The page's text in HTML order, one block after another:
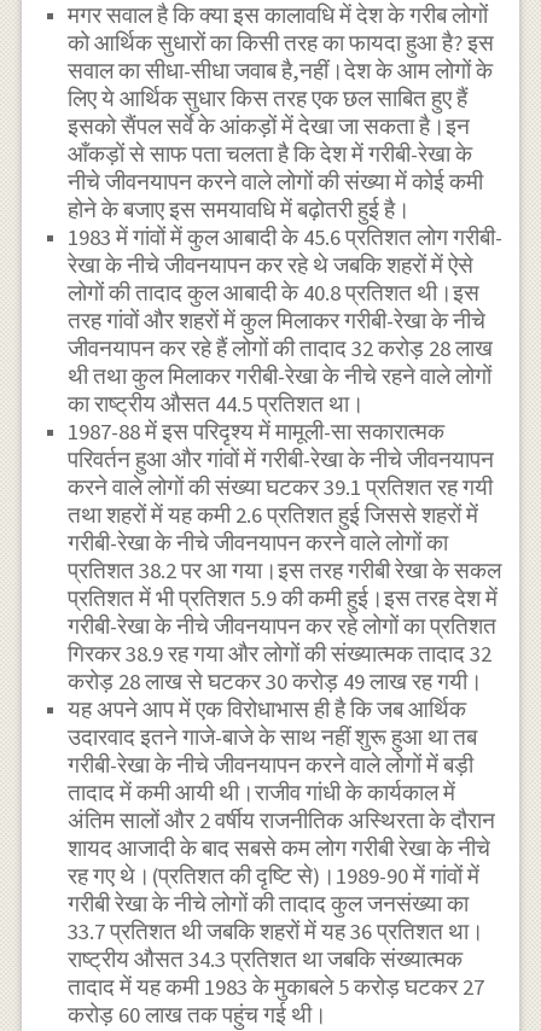
मगर सवाल है कि क्या इस कालावधि में देश के गरीब लोगों
को आर्थिक सुधारों का किसी तरह का फायदा हुआ है? इस
सवाल का सीधा-सीधा जवाब है,नहीं।देश के आम लोगों के
लिए ये आर्थिक सुधार किस तरह एक छल साबित हुए हैं
इसको सैंपल सर्वे के आंकड़ों में देखा जा सकता है।इन
आँकड़ों से साफ पता चलता है कि देश में गरीबी-रेखा के
नीचे जीवनयापन करने वाले लोगों की संख्या में कोई कमी
होने के बजाए इस समयावधि में बढ़ोतरी हुई है।
1983 में गांवों में कुल आबादी के 45.6 प्रतिशत लोग गरीबी-
रेखा के नीचे जीवनयापन कर रहे थे जबकि शहरों में ऐसे
लोगों की तादाद कुल आबादी के 40.8 प्रतिशत थी।इस
तरह गांवों और शहरों में कुल मिलाकर गरीबी-रेखा के नीचे
जीवनयापन कर रहे हैं लोगों की तादाद 32 करोड़ 28 लाख
थी तथा कुल मिलाकर गरीबी-रेखा के नीचे रहने वाले लोगों
का राष्ट्रीय औसत 44.5 प्रतिशत था।
1987-88 में इस परिदृश्य में मामूली-सा सकारात्मक
परिवर्तन हुआ और गांवों में गरीबी-रेखा के नीचे जीवनयापन
करने वाले लोगों की संख्या घटकर 39.1 प्रतिशत रह गयी
तथा शहरों में यह कमी 2.6 प्रतिशत हुई जिससे शहरों में
गरीबी-रेखा के नीचे जीवनयापन करने वाले लोगों का
प्रतिशत 38.2 पर आ गया।इस तरह गरीबी रेखा के सकल
प्रतिशत में भी प्रतिशत 5.9 की कमी हुई।इस तरह देश में
गरीबी-रेखा के नीचे जीवनयापन कर रहे लोगों का प्रतिशत
गिरकर 38.9 रह गया और लोगों की संख्यात्मक तादाद 32
करोड़ 28 लाख से घटकर 30 करोड़ 49 लाख रह गयी।
यह अपने आप में एक विरोधाभास ही है कि जब आर्थिक
उदारवाद इतने गाजे-बाजे के साथ नहीं शुरू हुआ था तब
गरीबी-रेखा के नीचे जीवनयापन करने वाले लोगों में बड़ी
तादाद में कमी आयी थी।राजीव गांधी के कार्यकाल में
अंतिम सालों और 2 वर्षीय राजनीतिक अस्थिरता के दौरान
शायद आजादी के बाद सबसे कम लोग गरीबी रेखा के नीचे
रह गए थे।(प्रतिशत की दृष्टि से)।1989-90 में गांवों में
गरीबी रेखा के नीचे लोगों की तादाद कुल जनसंख्या का
33.7 प्रतिशत थी जबकि शहरों में यह 36 प्रतिशत था।
राष्ट्रीय औसत 34.3 प्रतिशत था जबकि संख्यात्मक
तादाद में यह कमी 1983 के मुकाबले 5 करोड़ घटकर 27
करोड़ 60 लाख तक पहुंच गई थी।